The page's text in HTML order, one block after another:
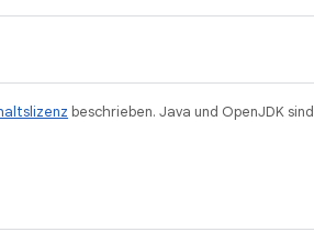
beschrieben. Java und OpenJDK sind